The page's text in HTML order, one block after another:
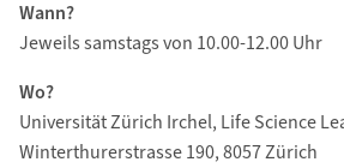
Wann?
Jeweils samstags von 10.00-12.00 Uhr
Wo?
Universität Zürich Irchel, Life Science
Winterthurerstrasse 190, 8057 Zürich